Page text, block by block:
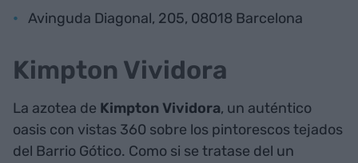
Avinguda Diagonal, 205, 08018 Barcelona
Kimpton Vividora
La azotea de Kimpton Vividora, un auténtico
oasis con vistas 360 sobre los pintorescos tejados
del Barrio Gótico. Como si se tratase del un